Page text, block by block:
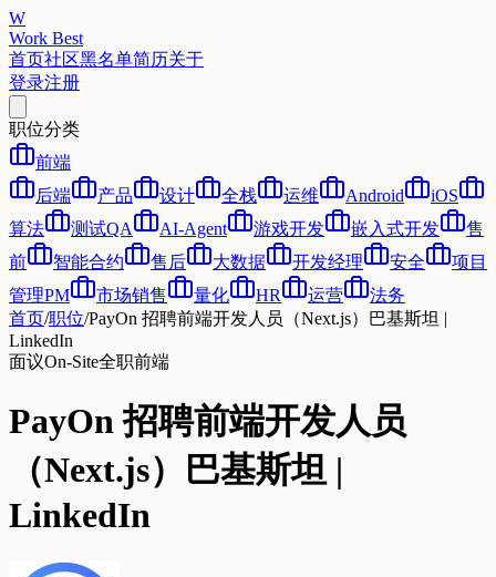
W
Work Best
首页社区黑名单简历关于
登录注册
职位分类
前端
后端
产品 设计 全栈 运维 Android
iOS
算法
测试QA AI-Agent 游戏开发 嵌入式开发
售
前
智能合约 售后 大数据 开发经理 安全
项目
管理PM
市场销售 量化 HR 运营
法务
首页/职位/PayOn 招聘前端开发人员（Next.js）巴基斯坦 |
LinkedIn
面议On-Site全职前端
PayOn 招聘前端开发人员
（Next.js）巴基斯坦 |
LinkedIn